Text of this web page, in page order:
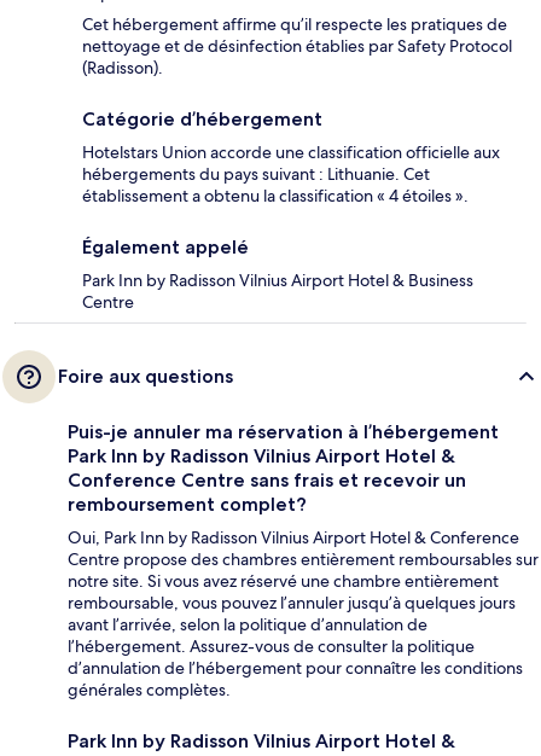
Cet hébergement affirme qu’il respecte les pratiques de
nettoyage et de désinfection établies par Safety Protocol
(Radisson).
Catégorie d’hébergement
Hotelstars Union accorde une classification officielle aux
hébergements du pays suivant : Lithuanie. Cet
établissement a obtenu la classification « 4 étoiles ».
Également appelé
Park Inn by Radisson Vilnius Airport Hotel & Business
Centre
Foire aux questions
Puis-je annuler ma réservation à l’hébergement
Park Inn by Radisson Vilnius Airport Hotel &
Conference Centre sans frais et recevoir un
remboursement complet?
Oui, Park Inn by Radisson Vilnius Airport Hotel & Conference
Centre propose des chambres entièrement remboursables sur
notre site. Si vous avez réservé une chambre entièrement
remboursable, vous pouvez l’annuler jusqu’à quelques jours
avant l’arrivée, selon la politique d’annulation de
l’hébergement. Assurez-vous de consulter la politique
d’annulation de l’hébergement pour connaître les conditions
générales complètes.
Park Inn by Radisson Vilnius Airport Hotel &